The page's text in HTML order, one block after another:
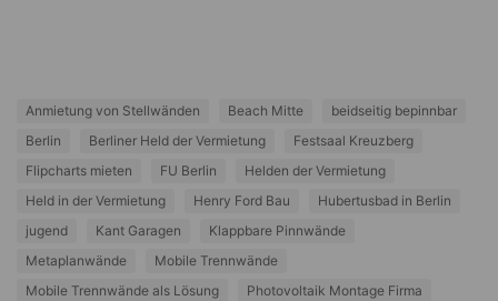
Anmietung von Stellwänden Beach Mitte
beidseitig bepinnbar
Berlin
Berliner Held der Vermietung
Festsaal Kreuzberg
Flipcharts mieten
FU Berlin
Helden der Vermietung
Held in der Vermietung
Henry Ford Bau
Hubertusbad in Berlin
jugend
Kant Garagen
Klappbare Pinnwände
Metaplanwände
Mobile Trennwände
Mobile Trennwände als Lösung
Photovoltaik Montage Firma